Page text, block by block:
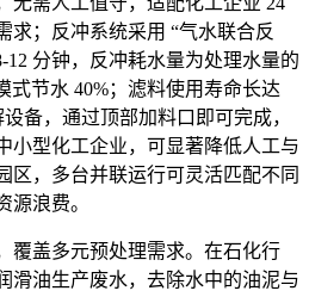
求；反冲系统采用 “气水联合反
12 分钟，反冲耗水量为处理水量的
式节水 40%；滤料使用寿命长达
备，通过顶部加料口即可完成，
小型化工企业，可显著降低人工与
区，多台并联运行可灵活匹配不同
源浪费。
覆盖多元预处理需求。在石化行
滑油生产废水，去除水中的油泥与